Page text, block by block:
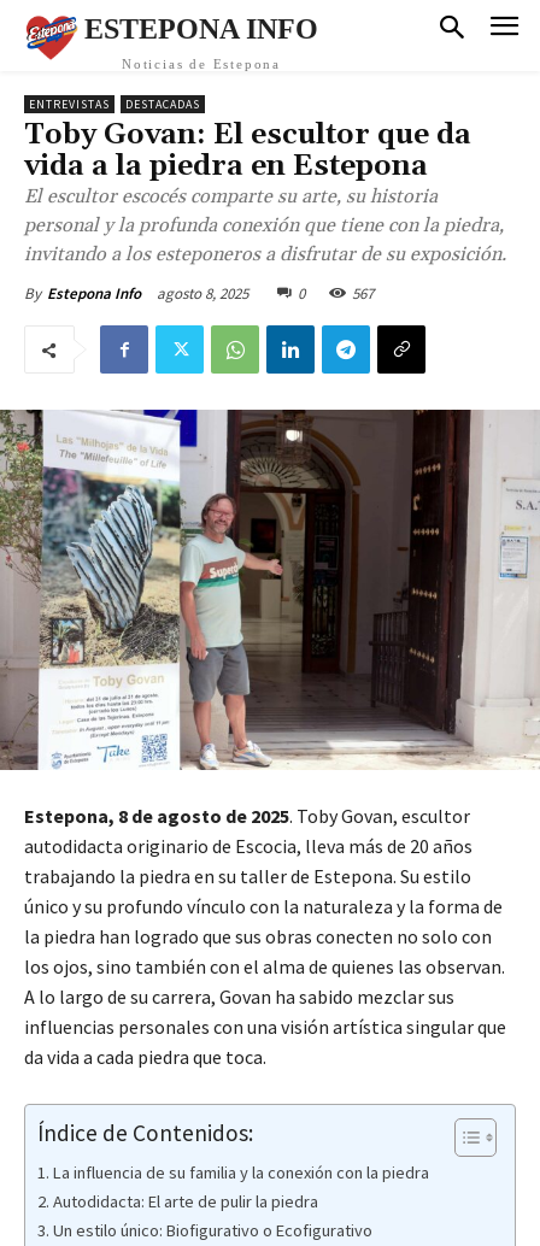
ESTEPONA INFO
Noticias de Estepona
ENTREVISTAS DESTACADAS
Toby Govan: El escultor que da
vida a la piedra en Estepona
El escultor escocés comparte su arte, su historia
personal y la profunda conexión que tiene con la piedra,
invitando a los esteponeros a disfrutar de su exposición.
By Estepona Info agosto 8, 2025 0 567
Estepona, 8 de agosto de 2025. Toby Govan, escultor
autodidacta originario de Escocia, lleva más de 20 años
trabajando la piedra en su taller de Estepona. Su estilo
único y su profundo vínculo con la naturaleza y la forma de
la piedra han logrado que sus obras conecten no solo con
los ojos, sino también con el alma de quienes las observan.
A lo largo de su carrera, Govan ha sabido mezclar sus
influencias personales con una visión artística singular que
da vida a cada piedra que toca.
Índice de Contenidos:
La influencia de su familia y la conexión con la piedra
Autodidacta: El arte de pulir la piedra
Un estilo único: Biofigurativo o Ecofigurativo